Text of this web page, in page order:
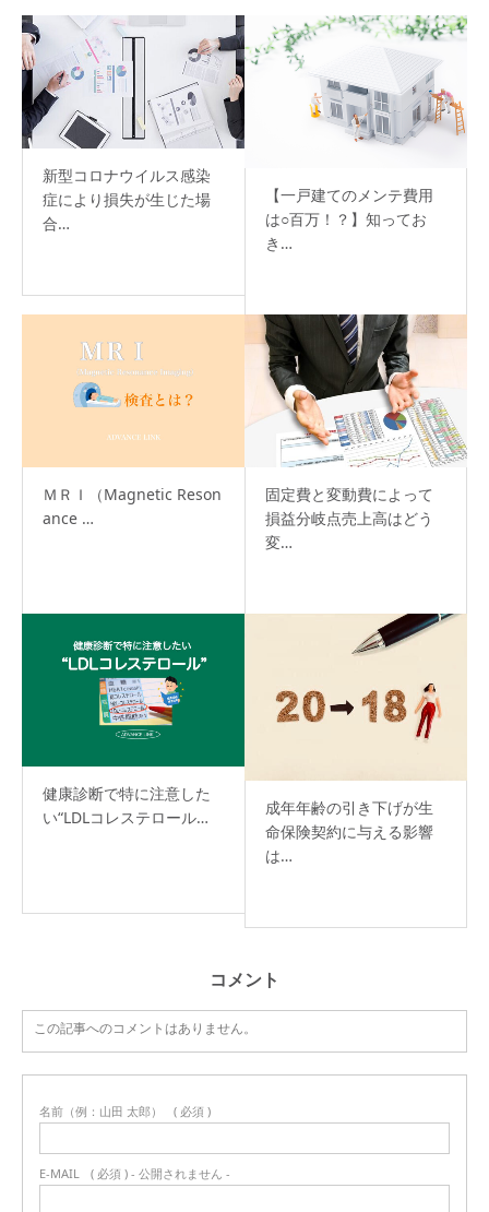
新型コロナウイルス感染
症により損失が生じた場
合…
【一戸建てのメンテ費用
は○百万！？】知ってお
き…
ＭＲＩ（Magnetic Reson
ance …
固定費と変動費によって
損益分岐点売上高はどう
変…
健康診断で特に注意した
い“LDLコレステロール…
成年年齢の引き下げが生
命保険契約に与える影響
は…
コメント
この記事へのコメントはありません。
名前（例：山田 太郎） ( 必須 )
E-MAIL ( 必須 ) - 公開されません -